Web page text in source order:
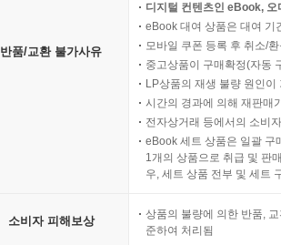
반품/교환 불가사유
디지털 컨텐츠인 eBook,
eBook 대여 상품은 대여 기
모바일 쿠폰 등록 후 취소/
중고상품이 구매확정(자동
LP상품의 재생 불량 원인
시간의 경과에 의해 재판매
전자상거래 등에서의 소비
eBook 세트 상품은 일괄 구
1개의 상품으로 취급 및 판
우, 세트 상품 전부 및 세트
소비자 피해보상
상품의 불량에 의한 반품,
준하여 처리됨